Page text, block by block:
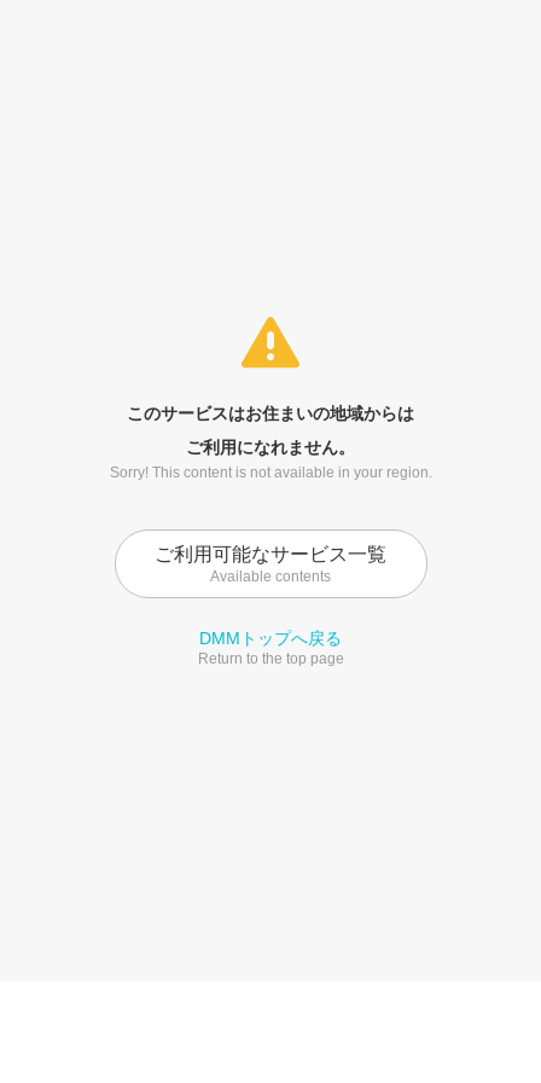
このサービスはお住まいの地域からは
ご利用になれません。
Sorry! This content is not available in your region.
ご利用可能なサービス一覧
Available contents
DMMトップへ戻る
Return to the top page